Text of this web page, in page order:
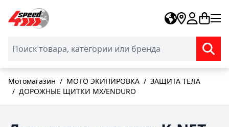
Skip to Content
Мотомагазин / МОТО ЭКИПИРОВКА / ЗАЩИТА ТЕЛА
/ ДОРОЖНЫЕ ЩИТКИ MX/ENDURO